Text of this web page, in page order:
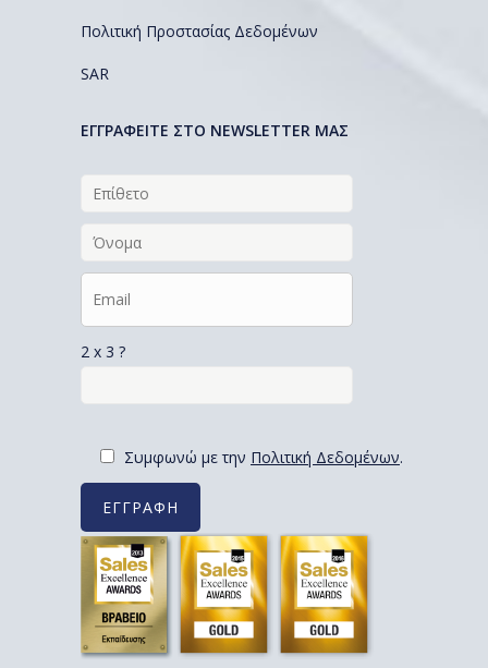
Πολιτική Προστασίας Δεδομένων
SAR
EΓΓΡΑΦΕΙΤΕ ΣΤΟ NEWSLETTER ΜΑΣ
2 x 3 ?
Συμφωνώ με την Πολιτική Δεδομένων.